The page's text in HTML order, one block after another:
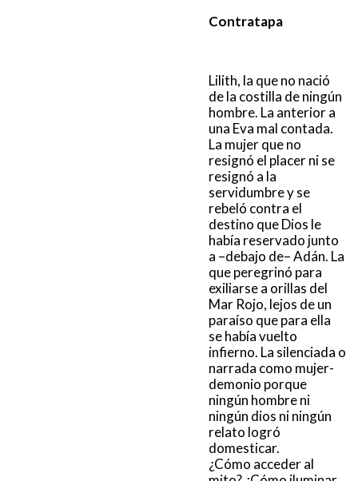
Contratapa
Lilith, la que no nació
de la costilla de ningún
hombre. La anterior a
una Eva mal contada.
La mujer que no
resignó el placer ni se
resignó a la
servidumbre y se
rebeló contra el
destino que Dios le
había reservado junto
a –debajo de– Adán. La
que peregrinó para
exiliarse a orillas del
Mar Rojo, lejos de un
paraíso que para ella
se había vuelto
infierno. La silenciada o
narrada como mujer-
demonio porque
ningún hombre ni
ningún dios ni ningún
relato logró
domesticar.
¿Cómo acceder al